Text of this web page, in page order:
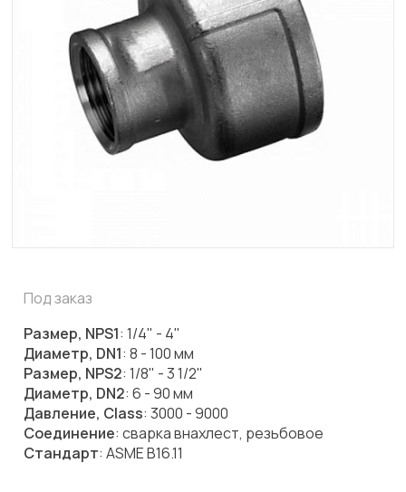
Под заказ
Размер, NPS1: 1/4" - 4"
Диаметр, DN1: 8 - 100 мм
Размер, NPS2: 1/8" - 3 1/2"
Диаметр, DN2: 6 - 90 мм
Давление, Class: 3000 - 9000
Соединение: сварка внахлест, резьбовое
Стандарт: ASME B16.11